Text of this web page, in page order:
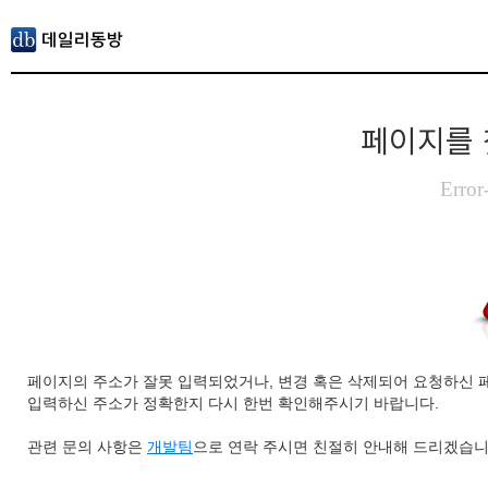
페이지를
페이지의 주소가 잘못 입력되었거나, 변경 혹은 삭제되어 요청하신
입력하신 주소가 정확한지 다시 한번 확인해주시기 바랍니다.
관련 문의 사항은 개발팀 으로 연락 주시면 친절히 안내해 드리겠습